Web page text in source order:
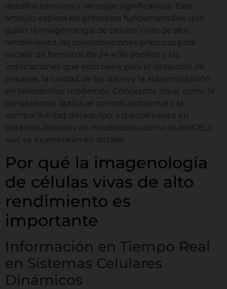
desafíos técnicos y ventajas significativas. Este
artículo explora los principios fundamentales que
guían la imagenología de células vivas de alto
rendimiento, las consideraciones prácticas para
escalar de formatos de 24 a 96 pocillos y las
implicaciones que esto tiene para el desarrollo de
ensayos, la calidad de los datos y la automatización
en laboratorios modernos. Conceptos clave como la
consistencia óptica, el control ambiental y la
compatibilidad del equipo, especialmente en
sistemas basados en incubadoras como el zenCELL
owl, se examinarán en detalle.
Por qué la imagenología
de células vivas de alto
rendimiento es
importante
Información en Tiempo Real
en Sistemas Celulares
Dinámicos